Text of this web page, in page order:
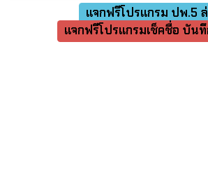
แจกฟรีโปรแกรม ปพ.5
แจกฟรีโปรแกรมเช็คชื่อ บัน